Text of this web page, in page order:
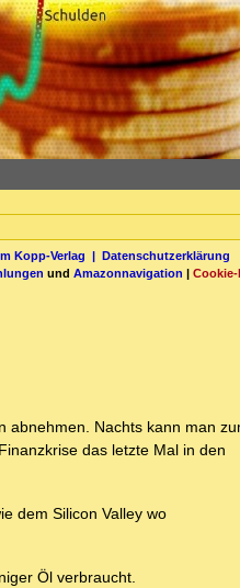
Kopp-Verlag | Datenschutzerklärung
und Amazonnavigation |
abnehmen. Nachts kann man
das letzte Mal in den
dem Silicon Valley wo
Öl verbraucht.